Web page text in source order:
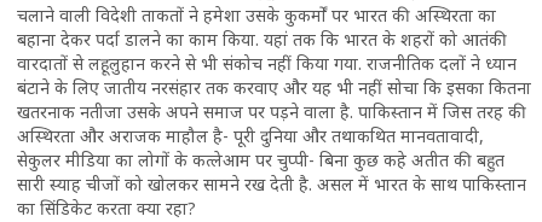
चलाने वाली विदेशी ताकतों ने हमेशा उसके कुकर्मों पर भारत की अस्थिरता का
बहाना देकर पर्दा डालने का काम किया. यहां तक कि भारत के शहरों को आतंकी
वारदातों से लहूलुहान करने से भी संकोच नहीं किया गया. राजनीतिक दलों ने ध्यान
बंटाने के लिए जातीय नरसंहार तक करवाए और यह भी नहीं सोचा कि इसका कितना
खतरनाक नतीजा उसके अपने समाज पर पड़ने वाला है. पाकिस्तान में जिस तरह की
अस्थिरता और अराजक माहौल है- पूरी दुनिया और तथाकथित मानवतावादी,
सेकुलर मीडिया का लोगों के कत्लेआम पर चुप्पी- बिना कुछ कहे अतीत की बहुत
सारी स्याह चीजों को खोलकर सामने रख देती है. असल में भारत के साथ पाकिस्तान
का सिंडिकेट करता क्या रहा?